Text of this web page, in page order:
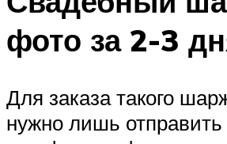
фото за 2-3
Для заказа такого
нужно лишь